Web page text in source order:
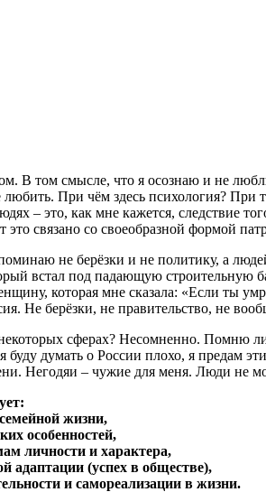
В том смысле, что я осознаю и не
При чём здесь психология? При
– это, как мне кажется, следствие
связано со своеобразной формой
не берёзки и не политику, а
встал под падающую строительную
которая мне сказала: «Если ты
Не берёзки, не правительство, не
сферах? Несомненно. Помню
думать о России плохо, я предам
Негодяи – чужие для меня. Люди не
жизни,
особенностей,
личности и характера,
адаптации (успех в обществе),
и самореализации в жизни.